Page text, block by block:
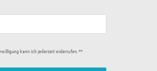
kann ich jederzeit widerrufen.**